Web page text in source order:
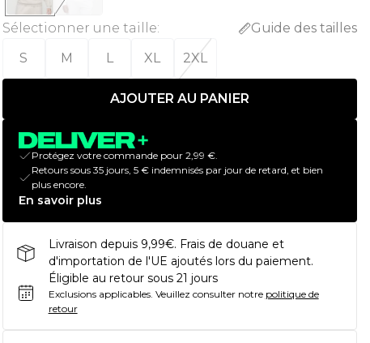
Sélectionner une taille:
Guide des tailles
S
M L XL 2XL
AJOUTER AU PANIER
Protégez votre commande pour 2,99 €.
Retours sous 35 jours, 5 € indemnisés par jour de retard, et bien
plus encore.
En savoir plus
Livraison depuis 9,99€. Frais de douane et
d'importation de l'UE ajoutés lors du paiement.
Éligible au retour sous 21 jours
Exclusions applicables. Veuillez consulter notre politique de
retour